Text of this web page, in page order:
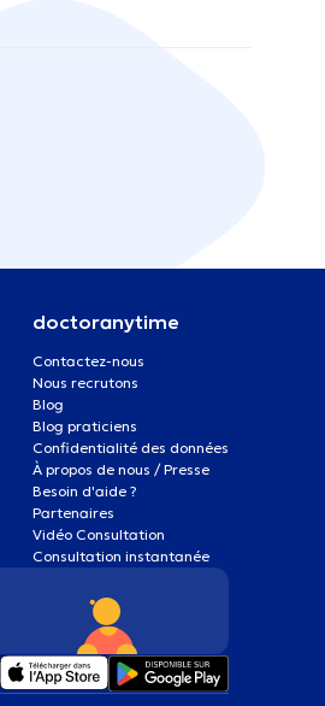
doctoranytime
Contactez-nous
Nous recrutons
Blog
Blog praticiens
Confidentialité des données
À propos de nous / Presse
Besoin d'aide ?
Partenaires
Vidéo Consultation
Consultation instantanée